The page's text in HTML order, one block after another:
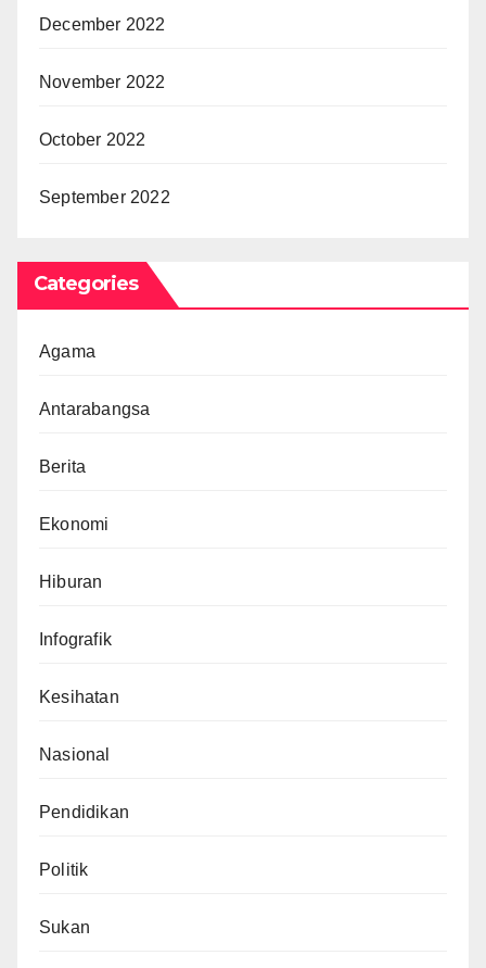
December 2022
November 2022
October 2022
September 2022
Categories
Agama
Antarabangsa
Berita
Ekonomi
Hiburan
Infografik
Kesihatan
Nasional
Pendidikan
Politik
Sukan